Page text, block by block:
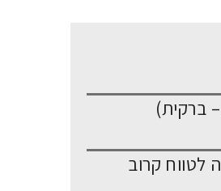
ברקית)
לטווח קרוב